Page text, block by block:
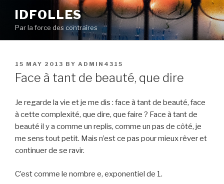
content
IDFOLLES
Par la force des contraires
POSTED
ON
15 MAY 2013 BY ADMIN4315
Face à tant de beauté, que dire
Je regarde la vie et je me dis : face à tant de beauté, face
à cette complexité, que dire, que faire ? Face à tant de
beauté il y a comme un replis, comme un pas de côté, je
me sens tout petit. Mais n’est ce pas pour mieux rêver et
continuer de se ravir.
C’est comme le nombre e, exponentiel de 1.